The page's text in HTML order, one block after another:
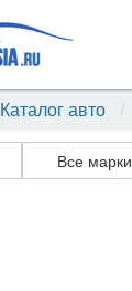
Каталог авто
Все марки